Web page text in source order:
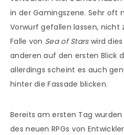
in der Gamingszene. Sehr oft
Vorwurf gefallen lassen, nicht
Falle von Sea of Starswird
anderen auf den ersten Blick
allerdings scheint es auch
hinter die Fassade blicken.
Bereits am ersten Tag wurden
des neuen RPGs von